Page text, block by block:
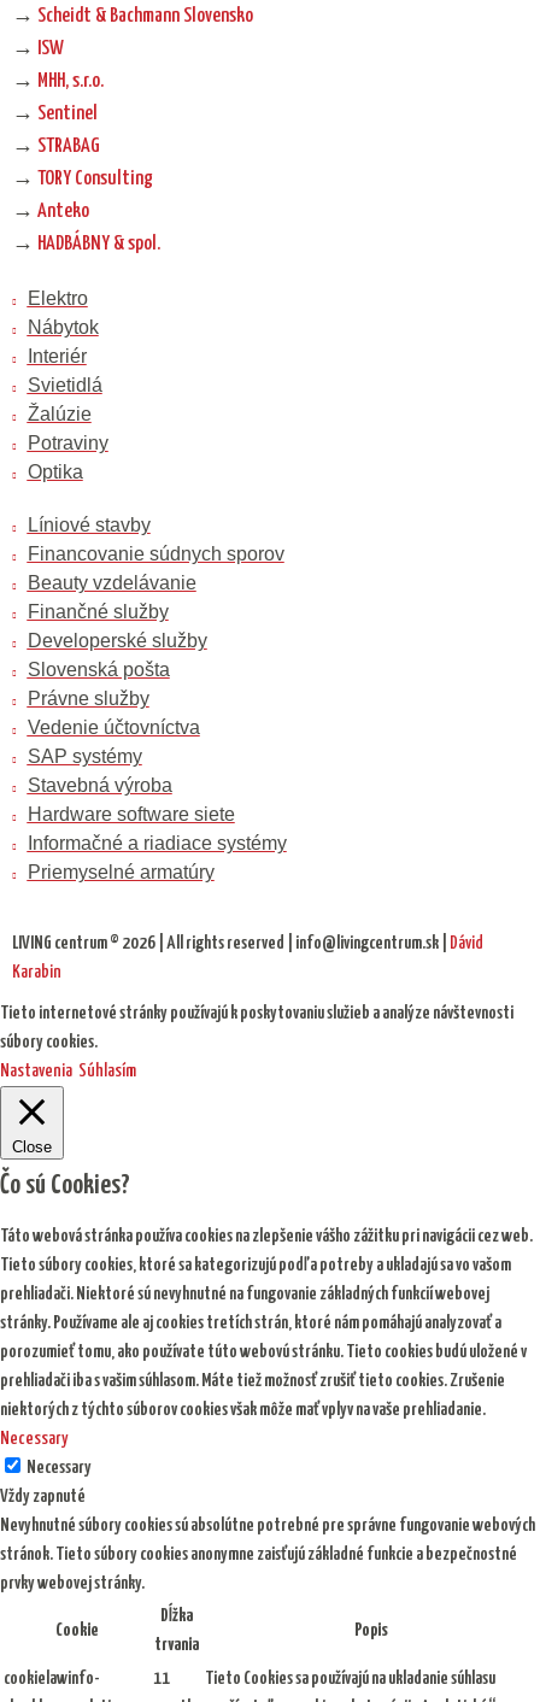
→ Scheidt & Bachmann Slovensko
→ ISW
→ MHH, s.r.o.
→ Sentinel
→ STRABAG
→ TORY Consulting
→ Anteko
→ HADBÁBNY & spol.
Elektro
Nábytok
Interiér
Svietidlá
Žalúzie
Potraviny
Optika
Líniové stavby
Financovanie súdnych sporov
Beauty vzdelávanie
Finančné služby
Developerské služby
Slovenská pošta
Právne služby
Vedenie účtovníctva
SAP systémy
Stavebná výroba
Hardware software siete
Informačné a riadiace systémy
Priemyselné armatúry
LIVING centrum © 2026 | All rights reserved | info@livingcentrum.sk |
Dávid
Karabin
Tieto internetové stránky používajú k poskytovaniu služieb a analýze návštevnosti
súbory cookies.
Nastavenia Súhlasím
Close
Čo sú Cookies?
Táto webová stránka používa cookies na zlepšenie vášho zážitku pri navigácii cez web.
Tieto súbory cookies, ktoré sa kategorizujú podľa potreby a ukladajú sa vo vašom
prehliadači. Niektoré sú nevyhnutné na fungovanie základných funkcií webovej
stránky. Používame ale aj cookies tretích strán, ktoré nám pomáhajú analyzovať a
porozumieť tomu, ako používate túto webovú stránku. Tieto cookies budú uložené v
prehliadači iba s vašim súhlasom. Máte tiež možnosť zrušiť tieto cookies. Zrušenie
niektorých z týchto súborov cookies však môže mať vplyv na vaše prehliadanie.
Necessary
Necessary
Vždy zapnuté
Nevyhnutné súbory cookies sú absolútne potrebné pre správne fungovanie webových
stránok. Tieto súbory cookies anonymne zaisťujú základné funkcie a bezpečnostné
prvky webovej stránky.
Cookie
Dĺžka
trvania
Popis
cookielawinfo-
11
Tieto Cookies sa používajú na ukladanie súhlasu